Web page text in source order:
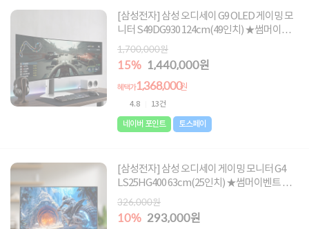
[삼성전자] 삼성 오디세이 G9 OLED 게이밍 모
니터 S49DG930 124cm(49인치) ★썸머이벤
트 최대혜택가 1,368,000원★
1,700,000원
15% 1,440,000원
혜택가1,368,000원
4.8 13건
네이버 포인트 토스페이
[삼성전자] 삼성 오디세이 게이밍 모니터 G4
LS25HG400 63cm(25인치) ★썸머이벤트 최
대혜택가 278,350원★
326,000원
10% 293,000원